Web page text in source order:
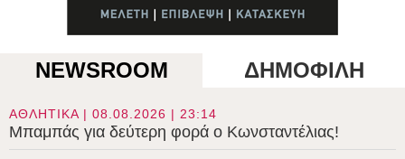
NEWSROOM ΔΗΜΟΦΙΛΗ
ΑΘΛΗΤΙΚΑ | 08.08.2026 | 23:14
Μπαμπάς για δεύτερη φορά ο Κωνσταντέλιας!